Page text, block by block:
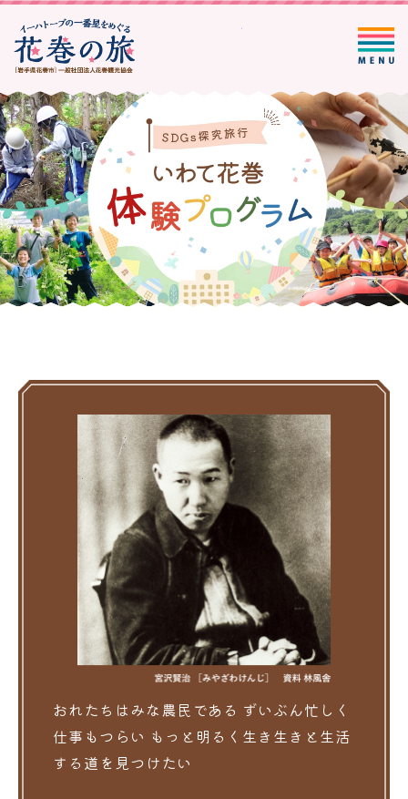
一般社団法人花巻観光協
おれたちはみな農民である ずいぶん忙しく
仕事もつらい もっと明るく生き生きと生活
する道を見つけたい